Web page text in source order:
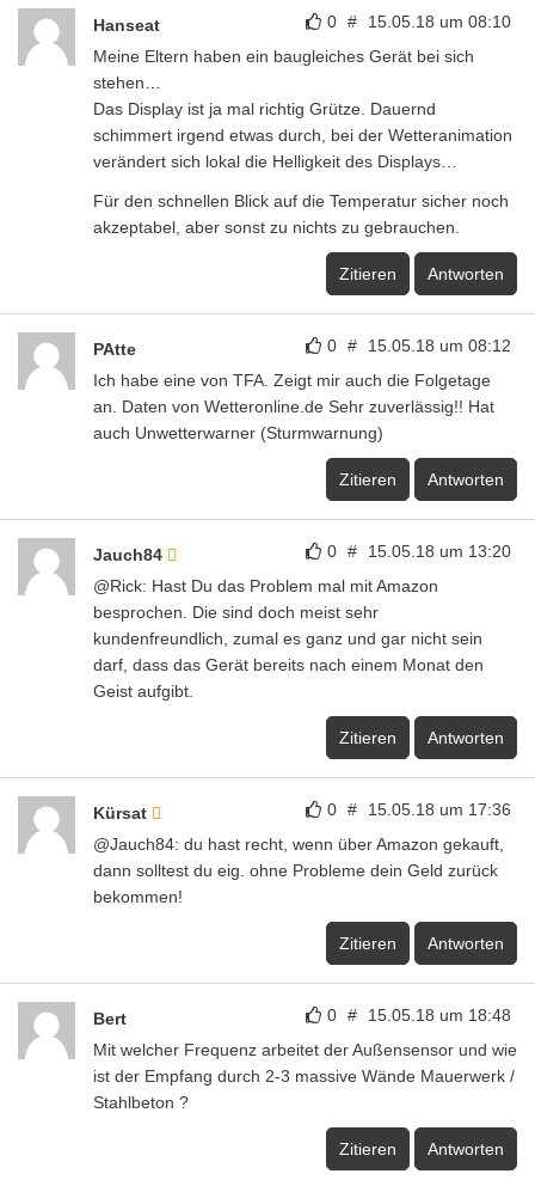
0 # 15.05.18 um 08:10
Hanseat
Meine Eltern haben ein baugleiches Gerät bei sich
stehen…
Das Display ist ja mal richtig Grütze. Dauernd
schimmert irgend etwas durch, bei der Wetteranimation
verändert sich lokal die Helligkeit des Displays…
Für den schnellen Blick auf die Temperatur sicher noch
akzeptabel, aber sonst zu nichts zu gebrauchen.
Zitieren Antworten
0 # 15.05.18 um 08:12
PAtte
Ich habe eine von TFA. Zeigt mir auch die Folgetage
an. Daten von Wetteronline.de Sehr zuverlässig!! Hat
auch Unwetterwarner (Sturmwarnung)
Zitieren Antworten
0 # 15.05.18 um 13:20
Jauch84
@Rick: Hast Du das Problem mal mit Amazon
besprochen. Die sind doch meist sehr
kundenfreundlich, zumal es ganz und gar nicht sein
darf, dass das Gerät bereits nach einem Monat den
Geist aufgibt.
Zitieren Antworten
0 # 15.05.18 um 17:36
Kürsat
@Jauch84: du hast recht, wenn über Amazon gekauft,
dann solltest du eig. ohne Probleme dein Geld zurück
bekommen!
Zitieren Antworten
0 # 15.05.18 um 18:48
Bert
Mit welcher Frequenz arbeitet der Außensensor und wie
ist der Empfang durch 2-3 massive Wände Mauerwerk /
Stahlbeton ?
Zitieren Antworten